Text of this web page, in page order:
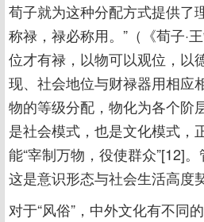
荀子就为这种分配方式提供了
称禄，禄必称用。”（《荀子·
位才有禄，以物可以观位，以
现、社会地位与财禄器用相应
物的等级分配，物化为各个阶
是社会模式，也是文化模式，
能“宰制万物，役使群众”[12]
这是意识形态与社会生活高度
对于“风俗”，中外文化有不同